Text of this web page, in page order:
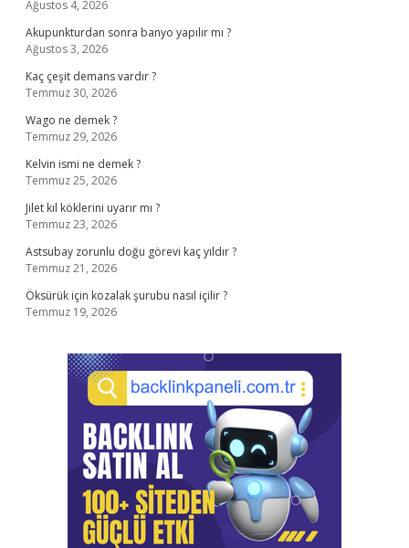
Ağustos 4, 2026
Akupunkturdan sonra banyo yapılır mı ?
Ağustos 3, 2026
Kaç çeşit demans vardır ?
Temmuz 30, 2026
Wago ne demek ?
Temmuz 29, 2026
Kelvin ismi ne demek ?
Temmuz 25, 2026
Jilet kıl köklerini uyarır mı ?
Temmuz 23, 2026
Astsubay zorunlu doğu görevi kaç yıldır ?
Temmuz 21, 2026
Öksürük için kozalak şurubu nasıl içilir ?
Temmuz 19, 2026